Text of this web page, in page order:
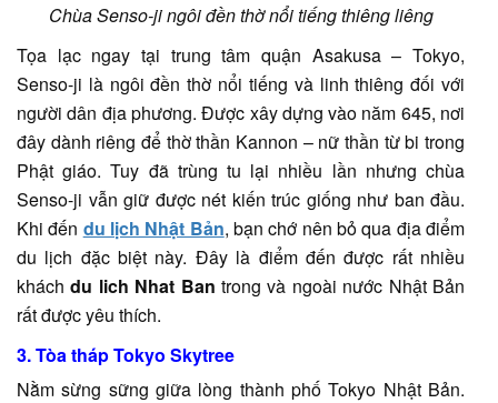
Chùa Senso-ji ngôi đền thờ nổi tiếng thiêng liêng
Tọa lạc ngay tại trung tâm quận Asakusa – Tokyo,
Senso-ji là ngôi đền thờ nổi tiếng và linh thiêng đối với
người dân địa phương. Được xây dựng vào năm 645, nơi
đây dành riêng để thờ thần Kannon – nữ thần từ bi trong
Phật giáo. Tuy đã trùng tu lại nhiều lần nhưng chùa
Senso-ji vẫn giữ được nét kiến trúc giống như ban đầu.
Khi đến du lịch Nhật Bản, bạn chớ nên bỏ qua địa điểm
du lịch đặc biệt này. Đây là điểm đến được rất nhiều
kháchdu lich Nhat Ban trong và ngoài nước Nhật Bản
rất được yêu thích.
3. Tòa tháp Tokyo Skytree
Nằm sừng sững giữa lòng thành phố Tokyo Nhật Bản.